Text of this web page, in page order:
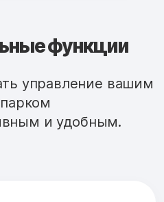
функции
управление вашим
и удобным.